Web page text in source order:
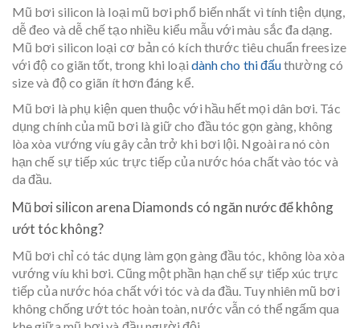
Mũ bơi silicon là loại mũ bơi phổ biến nhất vì tính tiện dụng,
dễ đeo và dễ chế tạo nhiều kiểu mẫu với màu sắc đa dạng.
Mũ bơi silicon loại cơ bản có kích thước tiêu chuẩn freesize
với độ co giãn tốt, trong khi loại dành cho thi đấuthường có
size và độ co giãn ít hơn đáng kể.
Mũ bơi là phụ kiện quen thuộc với hầu hết mọi dân bơi. Tác
dụng chính của mũ bơi là giữ cho đầu tóc gọn gàng, không
lòa xòa vướng víu gây cản trở khi bơi lội. Ngoài ra nó còn
hạn chế sự tiếp xúc trực tiếp của nước hóa chất vào tóc và
da đầu.
Mũ bơi silicon arena Diamonds có ngăn nước để không
ướt tóc không?
Mũ bơi chỉ có tác dụng làm gọn gàng đầu tóc, không lòa xòa
vướng víu khi bơi. Cũng một phần hạn chế sự tiếp xúc trực
tiếp của nước hóa chất với tóc và da đầu. Tuy nhiên mũ bơi
không chống ướt tóc hoàn toàn, nước vẫn có thể ngấm qua